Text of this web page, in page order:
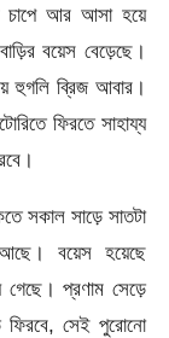
চাপে আর আসা হয়ে
বয়েস বেড়েছে।
হুগলি ব্রিজ আবার।
ফিরতে সাহায্য
সকাল সাড়ে সাতটা
বয়েস হয়েছে
প্রণাম সেড়ে
ফিরবে, সেই পুরোনো